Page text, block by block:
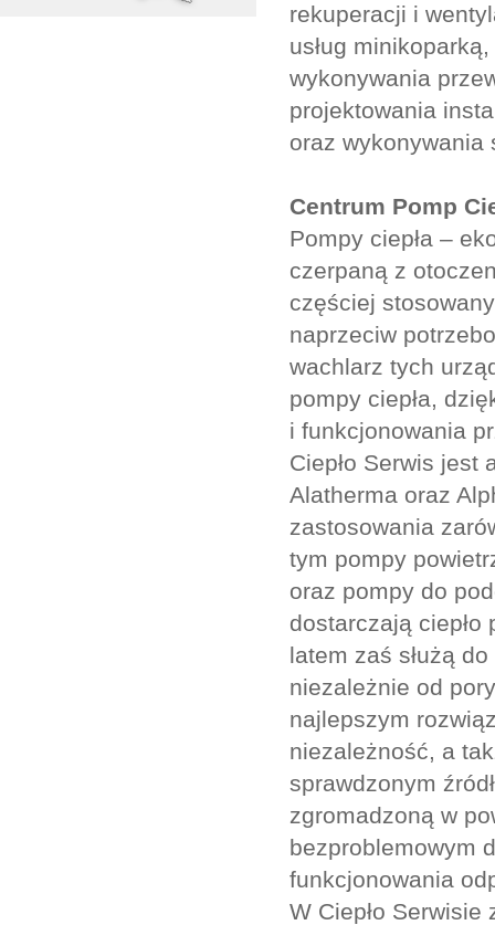
rekuperacji i
usług
wykonywania
projektowania
oraz wykonywania
Centrum Pomp
Pompy ciepła –
czerpaną z
częściej
naprzeciw
wachlarz tych
pompy ciepła,
i funkcjonowania
Ciepło Serwis jest
Alatherma oraz
zastosowania
tym pompy
oraz pompy do
dostarczają
latem zaś służą
niezależnie od
najlepszym
niezależność, a
sprawdzonym
zgromadzoną w
bezproblemowym
funkcjonowania
W Ciepło